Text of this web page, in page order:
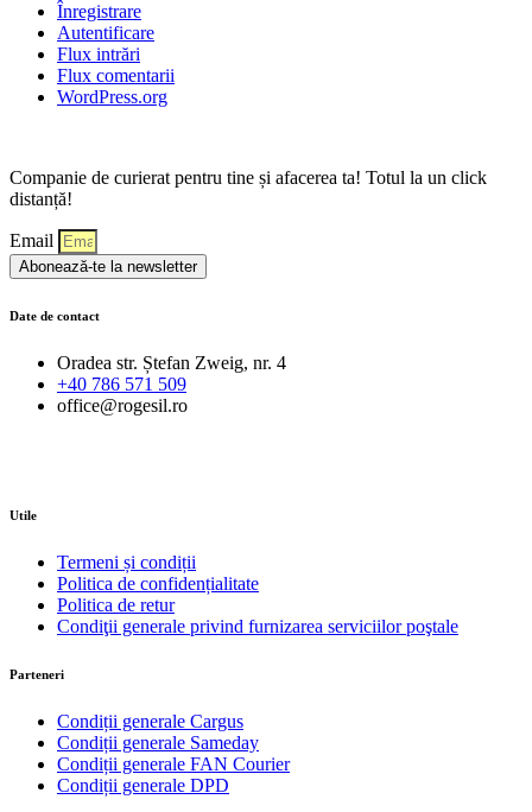
Înregistrare
Autentificare
Flux intrări
Flux comentarii
WordPress.org
Companie de curierat pentru tine și afacerea ta! Totul la un click
distanță!
Email
Abonează-te la newsletter
Date de contact
Oradea str. Ștefan Zweig, nr. 4
+40 786 571 509
office@rogesil.ro
Utile
Termeni și condiții
Politica de confidențialitate
Politica de retur
Condiţii generale privind furnizarea serviciilor poştale
Parteneri
Condiții generale Cargus
Condiții generale Sameday
Condiții generale FAN Courier
Condiții generale DPD